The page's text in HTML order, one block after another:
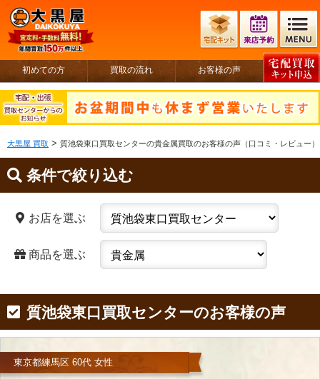
初めての方 買取の流れ お客様の声
大黒屋 買取 > 質池袋東口買取センターの貴金属買取のお客様の声（口コミ・レビュー）
条件で絞り込む
お店を選ぶ
商品を選ぶ
質池袋東口買取センターのお客様の声
東京都練馬区 60代 女性